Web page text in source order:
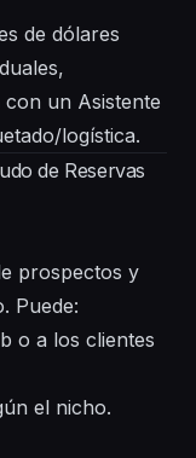
de dólares
un Asistente
logística.
de Reservas
prospectos y
Puede:
o a los clientes
el nicho.